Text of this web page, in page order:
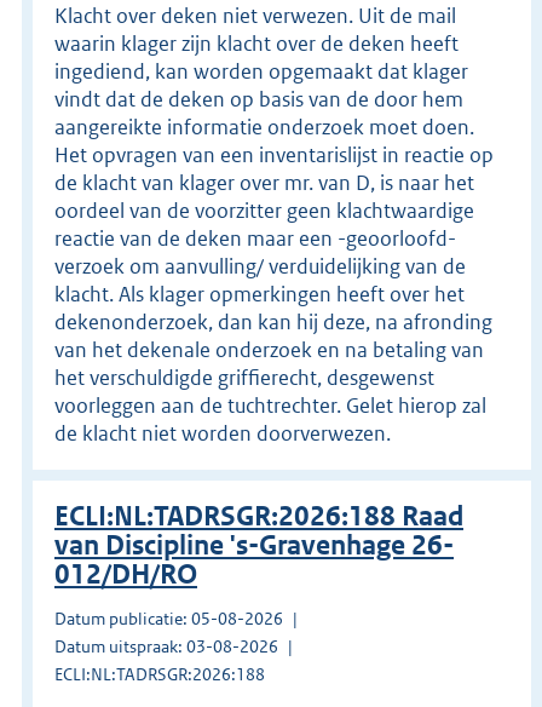
Klacht over deken niet verwezen. Uit de mail
waarin klager zijn klacht over de deken heeft
ingediend, kan worden opgemaakt dat klager
vindt dat de deken op basis van de door hem
aangereikte informatie onderzoek moet doen.
Het opvragen van een inventarislijst in reactie op
de klacht van klager over mr. van D, is naar het
oordeel van de voorzitter geen klachtwaardige
reactie van de deken maar een -geoorloofd-
verzoek om aanvulling/ verduidelijking van de
klacht. Als klager opmerkingen heeft over het
dekenonderzoek, dan kan hij deze, na afronding
van het dekenale onderzoek en na betaling van
het verschuldigde griffierecht, desgewenst
voorleggen aan de tuchtrechter. Gelet hierop zal
de klacht niet worden doorverwezen.
ECLI:NL:TADRSGR:2026:188 Raad
van Discipline 's-Gravenhage 26-
012/DH/RO
Datum publicatie: 05-08-2026
Datum uitspraak: 03-08-2026
ECLI:NL:TADRSGR:2026:188